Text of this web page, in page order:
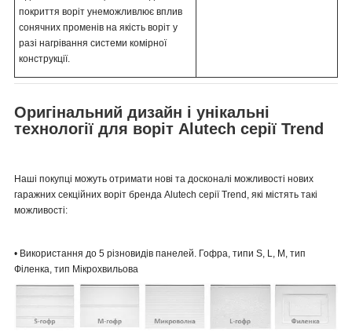
покриття воріт унеможливлює вплив
сонячних променів на якість воріт у
разі нагрівання системи комірної
конструкції.
Оригінальний дизайн і унікальні
технології для воріт Alutech серії Trend
Наші покупці можуть отримати нові та досконалі можливості нових
гаражних секційних воріт бренда Alutech серії Trend, які містять такі
можливості:
• Використання до 5 різновидів панелей. Гофра, типи S, L, M, тип
Філенка, тип Мікрохвильова